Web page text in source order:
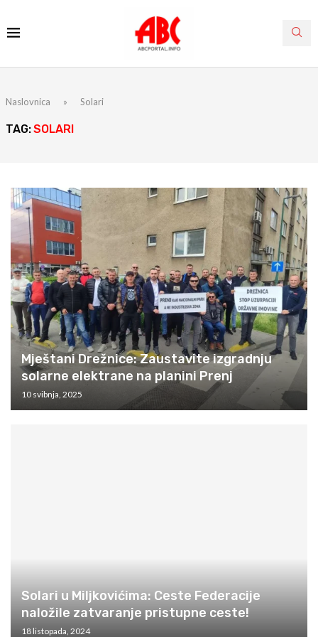
Naslovnica » Solari
TAG:SOLARI
Mještani Drežnice: Zaustavite izgradnju
solarne elektrane na planini Prenj
10 svibnja, 2025
Solari u Miljkovićima: Ceste Federacije
naložile zatvaranje pristupne ceste!
18 listopada, 2024